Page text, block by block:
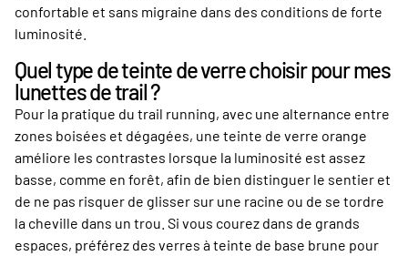
confortable et sans migraine dans des conditions de forte
luminosité.
Quel type de teinte de verre choisir pour mes
lunettes de trail ?
Pour la pratique du trail running, avec une alternance entre
zones boisées et dégagées, une teinte de verre orange
améliore les contrastes lorsque la luminosité est assez
basse, comme en forêt, afin de bien distinguer le sentier et
de ne pas risquer de glisser sur une racine ou de se tordre
la cheville dans un trou. Si vous courez dans de grands
espaces, préférez des verres à teinte de base brune pour